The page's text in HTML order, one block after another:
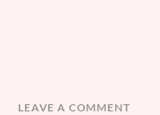
LEAVE A COMMENT